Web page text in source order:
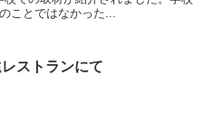
ことではなかった...
ストランにて